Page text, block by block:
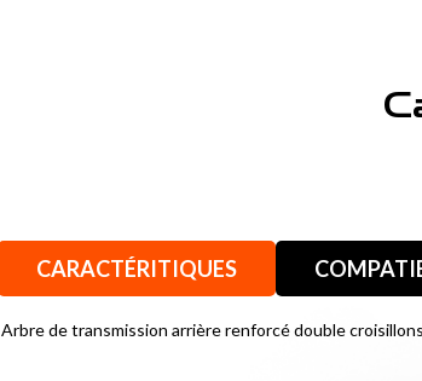
CARACTÉRITIQUES
Arbre de transmission arrière renforcé double